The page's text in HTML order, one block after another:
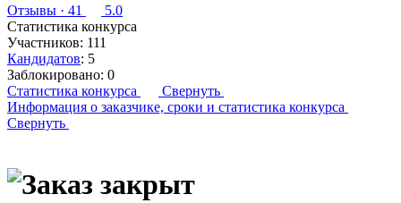
Отзывы · 41
5.0
Статистика конкурса
Участников: 111
Кандидатов: 5
Заблокировано: 0
Статистика конкурса
Свернуть
Информация о заказчике, сроки и статистика конкурса
Свернуть